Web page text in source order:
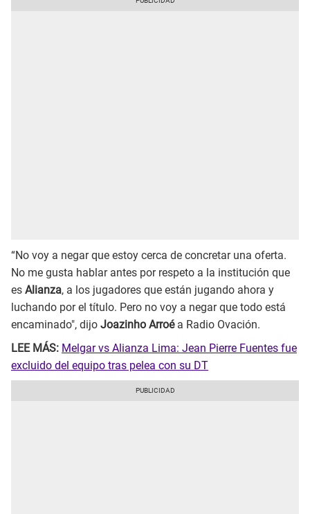
“No voy a negar que estoy cerca de concretar una oferta.
No me gusta hablar antes por respeto a la institución que
es Alianza, a los jugadores que están jugando ahora y
luchando por el título. Pero no voy a negar que todo está
encaminado", dijo Joazinho Arroéa Radio Ovación.
LEE MÁS: Melgar vs Alianza Lima: Jean Pierre Fuentes fue
excluido del equipo tras pelea con su DT